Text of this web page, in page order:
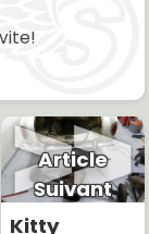
Article
Suivant
Kitty